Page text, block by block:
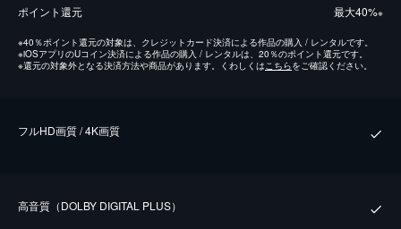
ポイント還元 最⼤40%※
※40％ポイント還元の対象は、クレジットカード決済による作品の購入 / レンタルです。
※iOSアプリのUコイン決済による作品の購入 / レンタルは、20％のポイント還元です。
※還元の対象外となる決済方法や商品があります。くわしくはこちらをご確認ください。
フルHD画質 / 4K画質
⾼⾳質（DOLBY DIGITAL PLUS）